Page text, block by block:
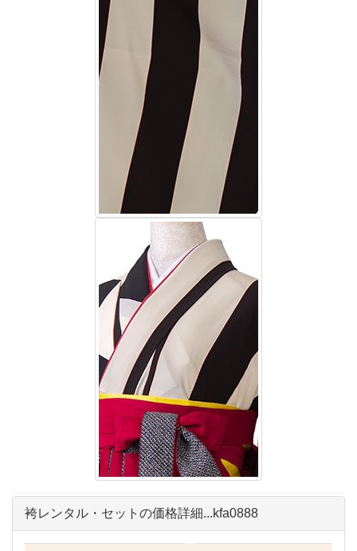
袴レンタル・セットの価格詳細...kfa0888